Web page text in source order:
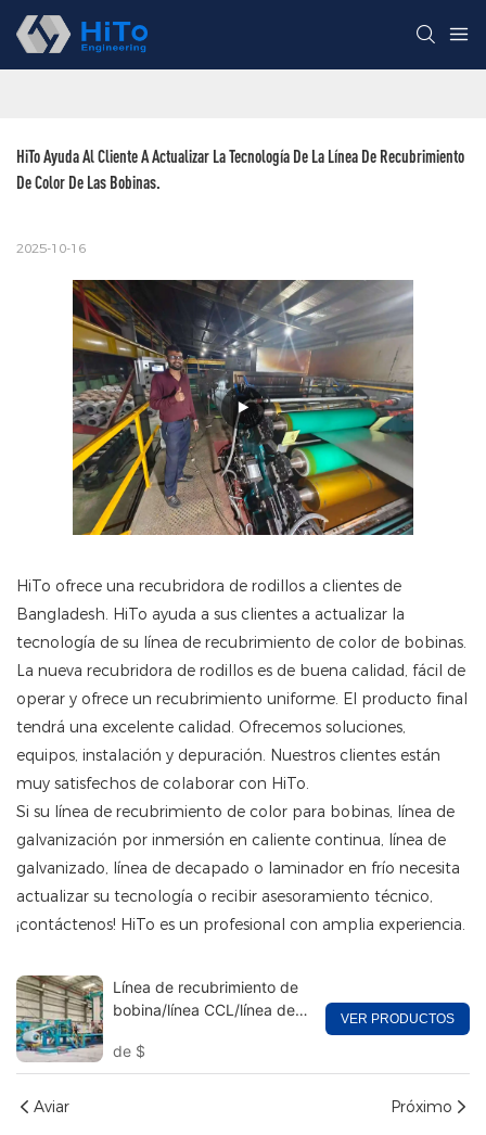
HiTo Ayuda Al Cliente A Actualizar La Tecnología De La Línea De Recubrimiento
De Color De Las Bobinas.
2025-10-16
HiTo ofrece una recubridora de rodillos a clientes de
Bangladesh. HiTo ayuda a sus clientes a actualizar la
tecnología de su línea de recubrimiento de color de bobinas.
La nueva recubridora de rodillos es de buena calidad, fácil de
operar y ofrece un recubrimiento uniforme. El producto final
tendrá una excelente calidad. Ofrecemos soluciones,
equipos, instalación y depuración. Nuestros clientes están
muy satisfechos de colaborar con HiTo.
Si su línea de recubrimiento de color para bobinas, línea de
galvanización por inmersión en caliente continua, línea de
galvanizado, línea de decapado o laminador en frío necesita
actualizar su tecnología o recibir asesoramiento técnico,
¡contáctenos! HiTo es un profesional con amplia experiencia.
Línea de recubrimiento de
bobina/línea CCL/línea de
línea de recubrimiento de
color y CCL
de $
VER PRODUCTOS
Aviar Próximo